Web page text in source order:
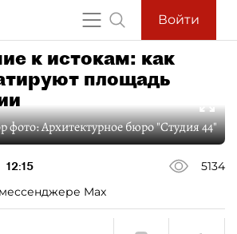
Войти
к истокам: как
площадь
фото:Архитектурное бюро "Студия 44"
12:15
5134
Max